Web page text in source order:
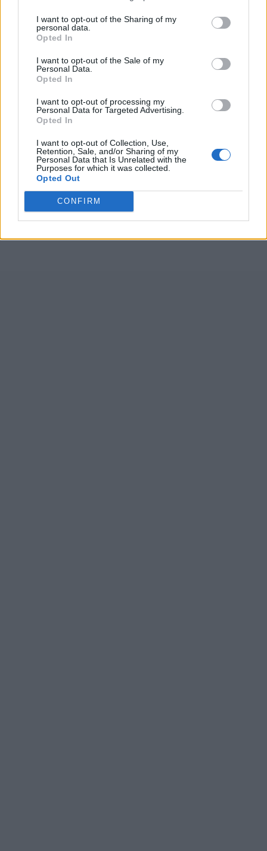
I want to opt-out of the Sharing of my
personal data.
Opted In
I want to opt-out of the Sale of my
Personal Data.
Opted In
I want to opt-out of processing my
Personal Data for Targeted Advertising.
Opted In
I want to opt-out of Collection, Use,
Retention, Sale, and/or Sharing of my
Personal Data that Is Unrelated with the
Purposes for which it was collected.
Opted Out
CONFIRM